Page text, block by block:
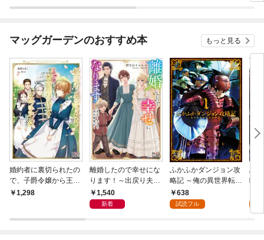
マッグガーデンのおすすめ本 もっと見る
婚約者に裏切られたの
で、子爵令嬢から王妃
付き侍女にジョブチェ
付】
1,298
離婚したので幸せにな
ります！～出戻り夫人
の商売繁盛記～【電子
版限定書き下ろしSS
1,540
新着
ふかふかダンジョン攻
略記 ～俺の異世界転生
冒険譚～ 1巻
638
試読フル
ふ
略
巻